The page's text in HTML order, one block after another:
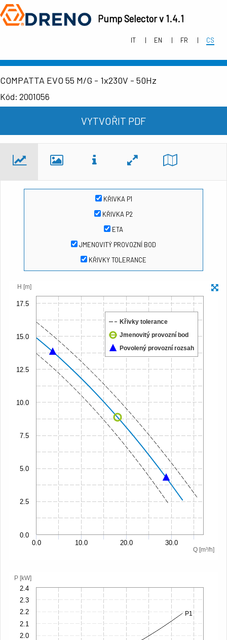
Pump Selector v 1.4.1
IT EN FR CS
COMPATTA EVO 55 M/G - 1x230V - 50Hz
Kód: 2001056
VYTVOŘIT PDF
KŘIVKA P1
KŘIVKA P2
ETA
JMENOVITÝ PROVOZNÍ BOD
KŘIVKY TOLERANCE
Q [m³/h]
H [m]
Křivky tolerance
Jmenovitý provozní bod
Povolený provozní rozsah
0.0 10.0 20.0 30.0
0.0
2.5
5.0
7.5
10.0
12.5
15.0
17.5
P [kW]
P1
2.0
2.1
2.2
2.3
2.4